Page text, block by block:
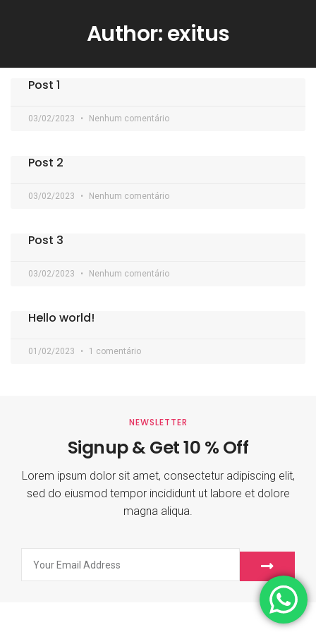
Author:exitus
Post 1
03/02/2023 Nenhum comentário
Post 2
03/02/2023 Nenhum comentário
Post 3
03/02/2023 Nenhum comentário
Hello world!
01/02/2023 1 comentário
NEWSLETTER
Signup & Get 10 % Off
Lorem ipsum dolor sit amet, consectetur adipiscing elit,
sed do eiusmod tempor incididunt ut labore et dolore
magna aliqua.